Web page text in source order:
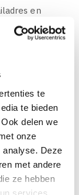
te
te bieden
delen we
onze
analyse. Deze
met andere
ze hebben
services.
en
wij nodig
gegevens
Uw Account
uitdraaien.